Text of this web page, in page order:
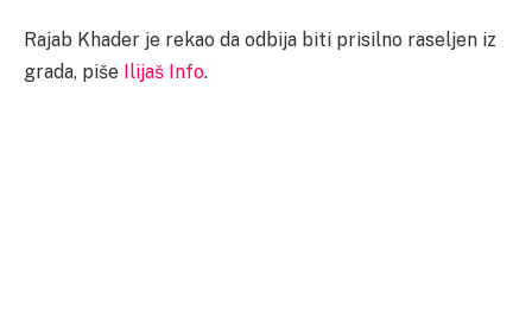
Rajab Khader je rekao da odbija biti prisilno raseljen iz
grada, piše Ilijaš Info.